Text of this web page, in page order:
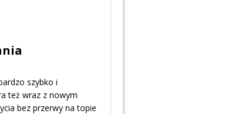
szybko i
też wraz z nowym
bez przerwy na topie